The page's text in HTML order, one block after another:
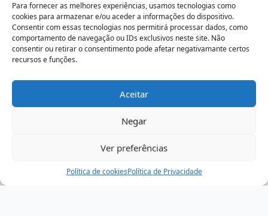
Para fornecer as melhores experiências, usamos tecnologias como
cookies para armazenar e/ou aceder a informações do dispositivo.
Consentir com essas tecnologias nos permitirá processar dados, como
comportamento de navegação ou IDs exclusivos neste site. Não
consentir ou retirar o consentimento pode afetar negativamante certos
recursos e funções.
Aceitar
Negar
Ver preferências
Política de cookiesPolítica de Privacidade
Livro de elogios
Electromaquinas ©2026
contágio - agência criativa
Assistência Ajuda Minha Conta